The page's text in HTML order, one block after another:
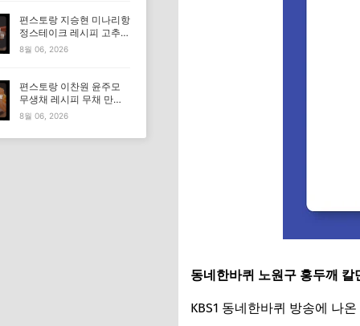
동네한바퀴 노원구 홍두깨
KBS1 동네한바퀴 방송에 나
편스토랑 지승현 미나리항
정스테이크 레시피 고추장
마요소스 만드는법
8월 06, 2026
편스토랑 이찬원 윤주모
무생채 레시피 무채 만드
는법
8월 06, 2026